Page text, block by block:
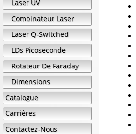
Laser UV
Combinateur Laser
Laser Q-Switched
LDs Picoseconde
Rotateur De Faraday
Dimensions
Catalogue
Carrières
Contactez-Nous